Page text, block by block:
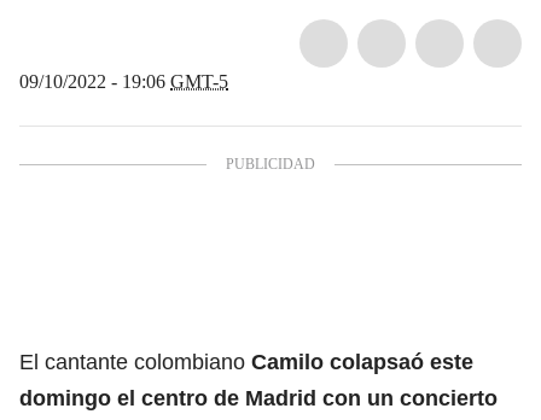
09/10/2022 - 19:06 GMT-5
El cantante colombiano Camilo colapsaó este
domingo el centro de Madrid con un concierto